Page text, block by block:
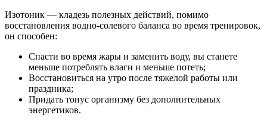
Изотоник — кладезь полезных действий, помимо
восстановления водно-солевого баланса во время тренировок,
он способен:
Спасти во время жары и заменить воду, вы станете
меньше потреблять влаги и меньше потеть;
Восстановиться на утро после тяжелой работы или
праздника;
Придать тонус организму без дополнительных
энергетиков.